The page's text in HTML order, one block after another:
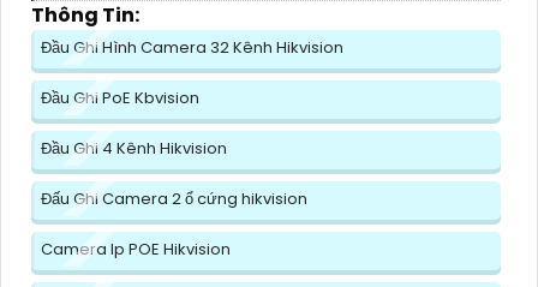
Thông Tin:
Đầu Ghi Hình Camera 32 Kênh Hikvision
Đầu Ghi PoE Kbvision
Đầu Ghi 4 Kênh Hikvision
Đấu Ghi Camera 2 ổ cứng hikvision
Camera Ip POE Hikvision